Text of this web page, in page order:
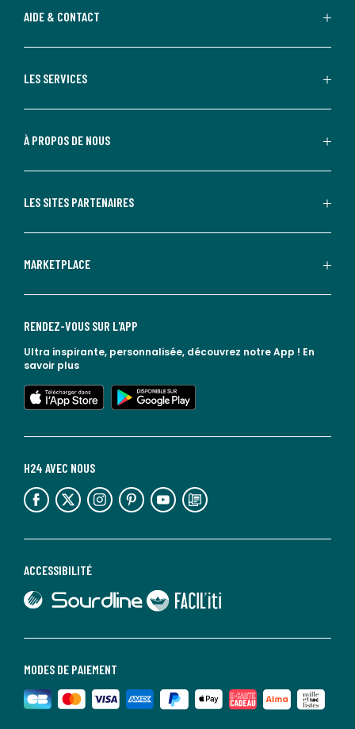
AIDE & CONTACT
LES SERVICES
À PROPOS DE NOUS
LES SITES PARTENAIRES
MARKETPLACE
MODES DE PAIEMENT
ACCESSIBILITÉ
lien vers Sourdline
lien vers Faciliti
H24 AVEC NOUS
lien vers l'espace réseaux sociaux lien vers l'espace réseaux sociaux lien vers l'espace réseaux sociaux lien vers l'espace réseaux sociaux lien vers l'espace réseaux sociaux lien vers le blog la redoute
RENDEZ-VOUS SUR L'APP
Ultra inspirante, personnalisée, découvrez notre App ! En
savoir plus
lien vers l'app store
lien vers google play